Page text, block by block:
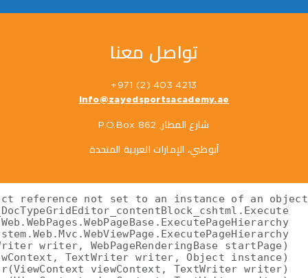
تواصل معنا
4213 403 (2) 971+
info@zayedsportsacademy.ae
شارع المطار, P.O.Box 862
أبوظبي، الإمارات العربية المتحدة